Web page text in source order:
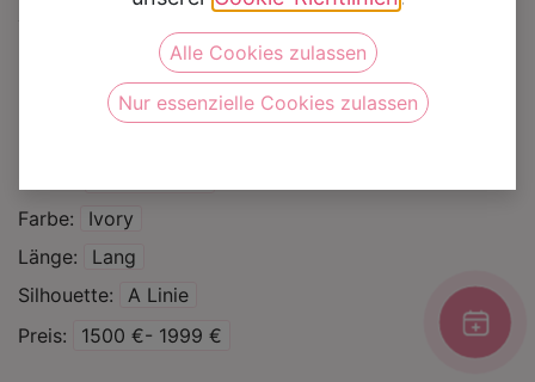
Auf die Wunschliste
Farbe
Ivory
Länge
Lang
Silhouette
A Linie
Preis
1500 €- 1999 €
Alle Cookies zulassen
Nur essenzielle Cookies zulassen